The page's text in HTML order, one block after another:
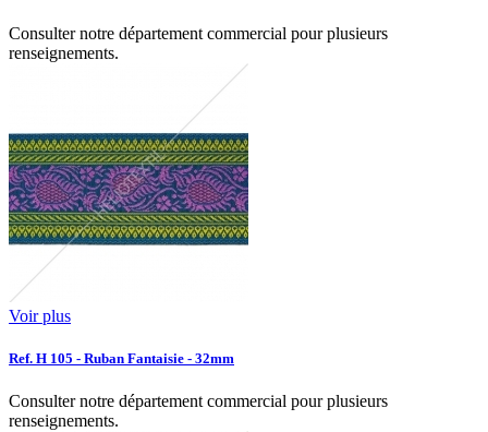
Consulter notre département commercial pour plusieurs
renseignements.
Voir plus
Ref. H 105 - Ruban Fantaisie - 32mm
Consulter notre département commercial pour plusieurs
renseignements.